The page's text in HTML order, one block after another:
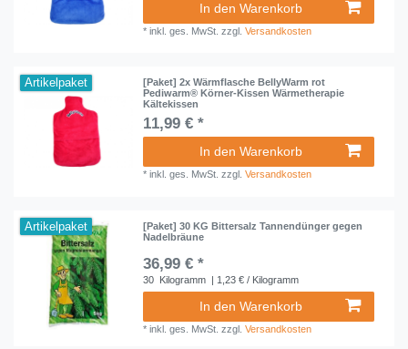
In den Warenkorb
*inkl. ges. MwSt. zzgl.Versandkosten
Artikelpaket
[Paket] 2x Wärmflasche BellyWarm rot
Pediwarm® Körner-Kissen Wärmetherapie
Kältekissen
11,99 € *
In den Warenkorb
*inkl. ges. MwSt. zzgl.Versandkosten
Artikelpaket
[Paket] 30 KG Bittersalz Tannendünger gegen
Nadelbräune
36,99 € *
30 Kilogramm | 1,23 € / Kilogramm
In den Warenkorb
*inkl. ges. MwSt. zzgl.Versandkosten